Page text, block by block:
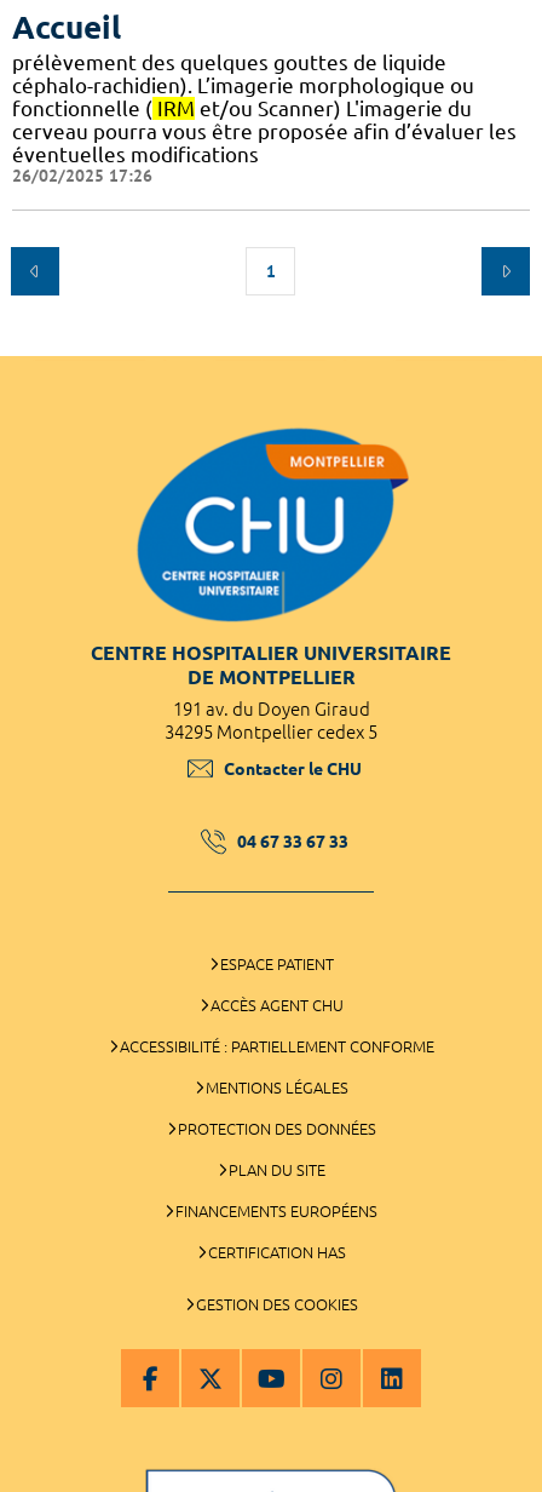
Accueil
prélèvement des quelques gouttes de liquide
céphalo-rachidien). L’imagerie morphologique ou
fonctionnelle ( IRM et/ou Scanner) L'imagerie du
cerveau pourra vous être proposée afin d’évaluer les
éventuelles modifications
26/02/2025 17:26
1
CENTRE HOSPITALIER UNIVERSITAIRE
DE MONTPELLIER
191 av. du Doyen Giraud
34295 Montpellier cedex 5
Contacter le CHU
04 67 33 67 33
ESPACE PATIENT
ACCÈS AGENT CHU
ACCESSIBILITÉ : PARTIELLEMENT CONFORME
MENTIONS LÉGALES
PROTECTION DES DONNÉES
PLAN DU SITE
FINANCEMENTS EUROPÉENS
CERTIFICATION HAS
GESTION DES COOKIES